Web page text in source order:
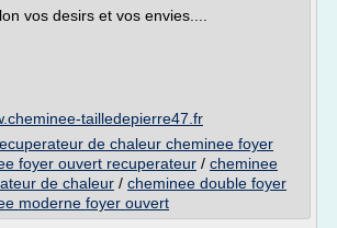
vos desirs et vos envies....
tailledepierre47.fr
de chaleur cheminee foyer
foyer ouvert recuperateur / cheminee
de chaleur / cheminee double foyer
moderne foyer ouvert